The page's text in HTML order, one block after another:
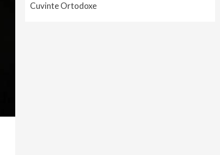
Cuvinte Ortodoxe